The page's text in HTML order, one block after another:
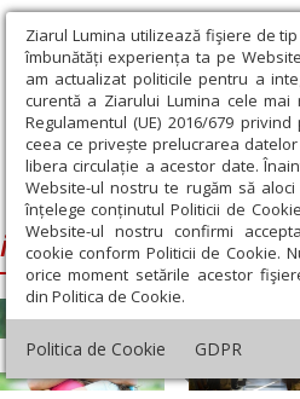
Ziarul Lumina utilizează fişiere de
îmbunătăți experiența ta pe
am actualizat politicile pentru a
curentă a Ziarului Lumina cele
Regulamentul (UE) 2016/679
ceea ce privește prelucrarea
libera circulație a acestor date.
Website-ul nostru te rugăm să
înțelege conținutul Politicii de
Website-ul nostru confirmi
cookie conform Politicii de Cookie.
orice moment setările acestor
din Politica de Cookie.
Politica de Cookie GDPR
Ziarul Lumina › iertare
iertare
Patristica Evanghelia